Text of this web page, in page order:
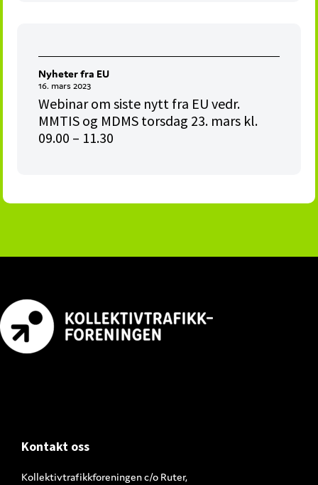
Nyheter fra EU
16. mars 2023
Webinar om siste nytt fra EU vedr.
MMTIS og MDMS torsdag 23. mars kl.
09.00 – 11.30
Footer
Kontakt oss
Kollektivtrafikkforeningen c/o Ruter,